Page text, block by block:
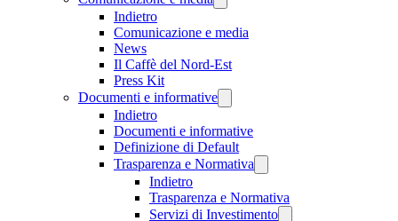
Indietro
Comunicazione e media
News
Il Caffè del Nord-Est
Press Kit
Documenti e informative
Indietro
Documenti e informative
Definizione di Default
Trasparenza e Normativa
Indietro
Trasparenza e Normativa
Servizi di Investimento